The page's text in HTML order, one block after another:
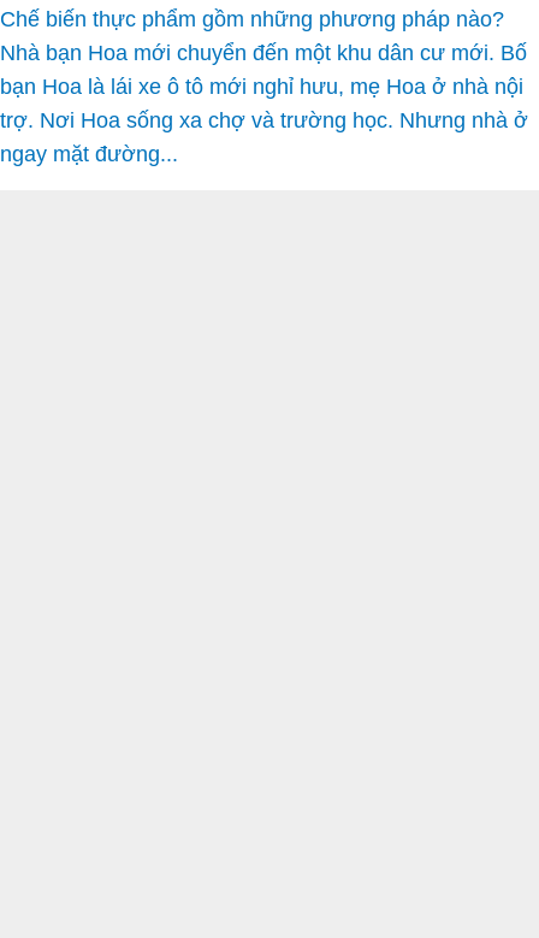
Chế biến thực phẩm gồm những phương pháp nào?
Nhà bạn Hoa mới chuyển đến một khu dân cư mới. Bố
bạn Hoa là lái xe ô tô mới nghỉ hưu, mẹ Hoa ở nhà nội
trợ. Nơi Hoa sống xa chợ và trường học. Nhưng nhà ở
ngay mặt đường...